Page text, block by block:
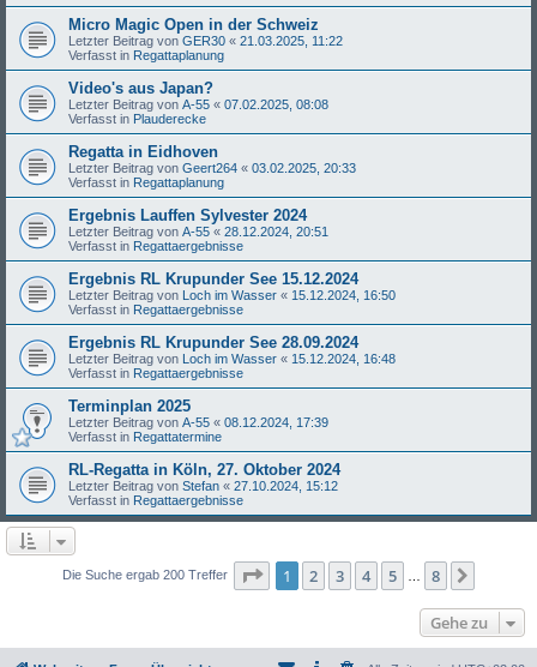
Micro Magic Open in der Schweiz
Letzter Beitrag von GER30 « 21.03.2025, 11:22
Verfasst in Regattaplanung
Video's aus Japan?
Letzter Beitrag von A-55 « 07.02.2025, 08:08
Verfasst in Plauderecke
Regatta in Eidhoven
Letzter Beitrag von Geert264 « 03.02.2025, 20:33
Verfasst in Regattaplanung
Ergebnis Lauffen Sylvester 2024
Letzter Beitrag von A-55 « 28.12.2024, 20:51
Verfasst in Regattaergebnisse
Ergebnis RL Krupunder See 15.12.2024
Letzter Beitrag von Loch im Wasser « 15.12.2024, 16:50
Verfasst in Regattaergebnisse
Ergebnis RL Krupunder See 28.09.2024
Letzter Beitrag von Loch im Wasser « 15.12.2024, 16:48
Verfasst in Regattaergebnisse
Terminplan 2025
Letzter Beitrag von A-55 « 08.12.2024, 17:39
Verfasst in Regattatermine
RL-Regatta in Köln, 27. Oktober 2024
Letzter Beitrag von Stefan « 27.10.2024, 15:12
Verfasst in Regattaergebnisse
Die Suche ergab 200 Treffer Seite 1von
1 2 3 4 5 8
Gehe zu